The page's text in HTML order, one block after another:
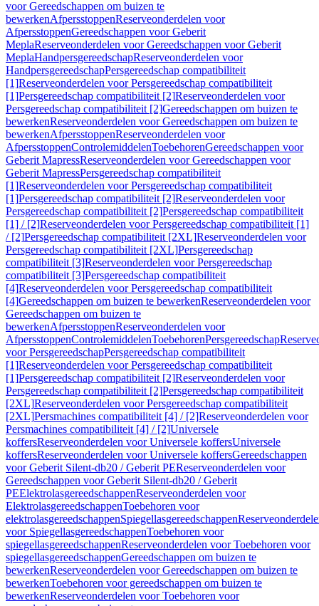
voor Gereedschappen om buizen te
bewerkenAfpersstoppenReserveonderdelen voor
AfpersstoppenGereedschappen voor Geberit
MeplaReserveonderdelen voor Gereedschappen voor Geberit
MeplaHandpersgereedschapReserveonderdelen voor
HandpersgereedschapPersgereedschap compatibiliteit
[1]Reserveonderdelen voor Persgereedschap compatibiliteit
[1]Persgereedschap compatibiliteit [2]Reserveonderdelen voor
Persgereedschap compatibiliteit [2]Gereedschappen om buizen te
bewerkenReserveonderdelen voor Gereedschappen om buizen te
bewerkenAfpersstoppenReserveonderdelen voor
AfpersstoppenControlemiddelenToebehorenGereedschappen voor
Geberit MapressReserveonderdelen voor Gereedschappen voor
Geberit MapressPersgereedschap compatibiliteit
[1]Reserveonderdelen voor Persgereedschap compatibiliteit
[1]Persgereedschap compatibiliteit [2]Reserveonderdelen voor
Persgereedschap compatibiliteit [2]Persgereedschap compatibiliteit
[1] / [2]Reserveonderdelen voor Persgereedschap compatibiliteit [1]
/ [2]Persgereedschap compatibiliteit [2XL]Reserveonderdelen voor
Persgereedschap compatibiliteit [2XL]Persgereedschap
compatibiliteit [3]Reserveonderdelen voor Persgereedschap
compatibiliteit [3]Persgereedschap compatibiliteit
[4]Reserveonderdelen voor Persgereedschap compatibiliteit
[4]Gereedschappen om buizen te bewerkenReserveonderdelen voor
Gereedschappen om buizen te
bewerkenAfpersstoppenReserveonderdelen voor
AfpersstoppenControlemiddelenToebehorenPersgereedschap
voor PersgereedschapPersgereedschap compatibiliteit
[1]Reserveonderdelen voor Persgereedschap compatibiliteit
[1]Persgereedschap compatibiliteit [2]Reserveonderdelen voor
Persgereedschap compatibiliteit [2]Persgereedschap compatibiliteit
[2XL]Reserveonderdelen voor Persgereedschap compatibiliteit
[2XL]Persmachines compatibiliteit [4] / [2]Reserveonderdelen voor
Persmachines compatibiliteit [4] / [2]Universele
koffersReserveonderdelen voor Universele koffersUniversele
koffersReserveonderdelen voor Universele koffersGereedschappen
voor Geberit Silent-db20 / Geberit PEReserveonderdelen voor
Gereedschappen voor Geberit Silent-db20 / Geberit
PEElektrolasgereedschappenReserveonderdelen voor
ElektrolasgereedschappenToebehoren voor
elektrolasgereedschappenSpiegellasgereedschappen
voor SpiegellasgereedschappenToebehoren voor
spiegellasgereedschappenReserveonderdelen voor Toebehoren voor
spiegellasgereedschappenGereedschappen om buizen te
bewerkenReserveonderdelen voor Gereedschappen om buizen te
bewerkenToebehoren voor gereedschappen om buizen te
bewerkenReserveonderdelen voor Toebehoren voor